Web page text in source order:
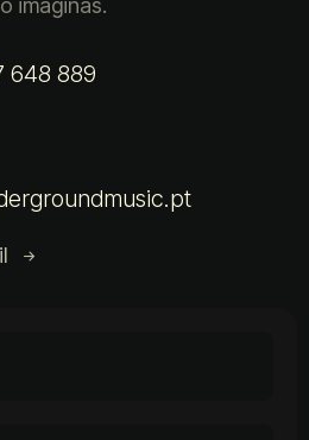
imaginas.
648 889